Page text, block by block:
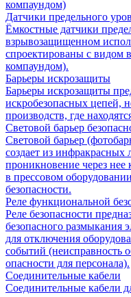
компаундом)
Датчики предельного
Ёмкостные датчики
взрывозащищенном
спроектированы с видом
компаундом).
Барьеры искрозащиты
Барьеры искрозащиты
искробезопасных цепей,
производств, где
Световой барьер
Световой барьер
создает из инфракрасных
проникновение через
в прессовом
безопасности.
Реле функциональной
Реле безопасности
безопасного размыкания
для отключения
событий (неисправность
опасности для персонала).
Соединительные кабели
Соединительные кабели